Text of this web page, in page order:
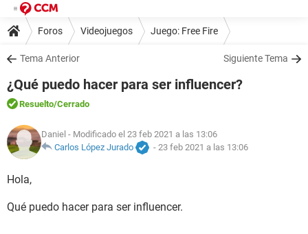
Foros Videojuegos Juego: Free Fire
Tema Anterior Siguiente Tema
¿Qué puedo hacer para ser influencer?
Resuelto/Cerrado
Daniel - Modificado el 23 feb 2021 a las 13:06
Carlos López Jurado
- 23 feb 2021 a las 13:06
Hola,
Qué puedo hacer para ser influencer.